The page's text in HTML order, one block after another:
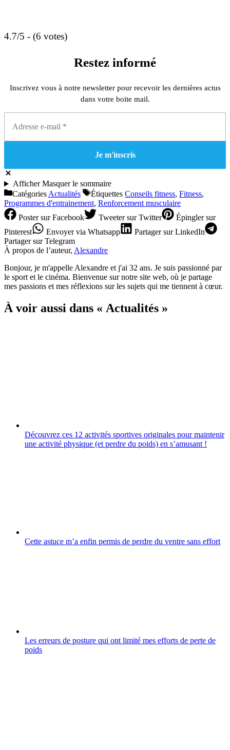
4.7/5 - (6 votes)
Restez informé
Inscrivez vous à notre newsletter pour recevoir les dernières actus
dans votre boite mail.
AfficherMasquerle sommaire
CatégoriesActualités Étiquettes Conseils fitness, Fitness,
Programmes d'entrainement, Renforcement musculaire
Postersur Facebook Tweetersur Twitter Épinglersur
Pinterest
Envoyervia Whatsapp Partagersur LinkedIn
Partagersur Telegram
À propos de l’auteur, Alexandre
Bonjour, je m'appelle Alexandre et j'ai 32 ans. Je suis passionné par
le sport et le cinéma. Bienvenue sur notre site web, où je partage
mes passions et mes réflexions sur les sujets qui me tiennent à cœur.
À voir aussi dans « Actualités »
Découvrez ces 12 activités sportives originales pour maintenir
une activité physique (et perdre du poids) en sʼamusant !
Cette astuce m’a enfin permis de perdre du ventre sans effort
Les erreurs de posture qui ont limité mes efforts de perte de
poids